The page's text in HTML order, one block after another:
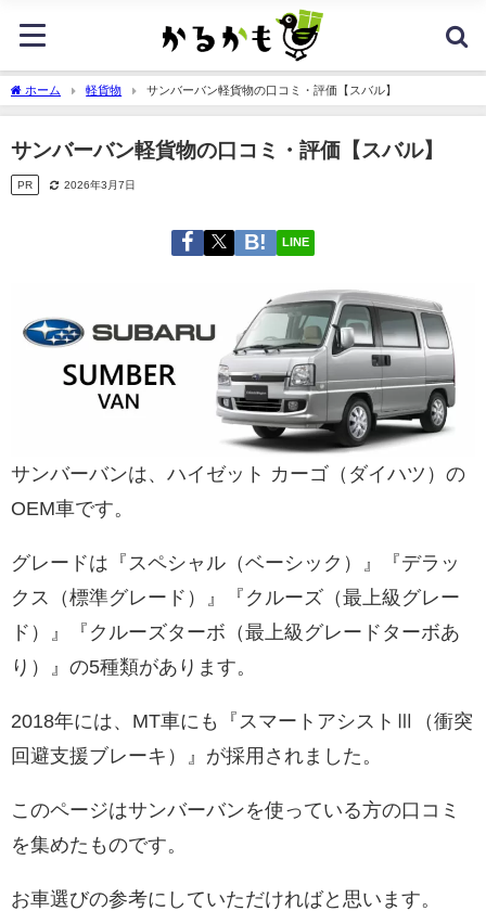
ホーム 軽貨物 サンバーバン軽貨物の口コミ・評価【スバル】
サンバーバン軽貨物の口コミ・評価【スバル】
PR 2026年3月7日
LINE
サンバーバンは、ハイゼット カーゴ（ダイハツ）の
OEM車です。
グレードは『スペシャル（ベーシック）』『デラッ
クス（標準グレード）』『クルーズ（最上級グレー
ド）』『クルーズターボ（最上級グレードターボあ
り）』の5種類があります。
2018年には、MT車にも『スマートアシストⅢ（衝突
回避支援ブレーキ）』が採用されました。
このページはサンバーバンを使っている方の口コミ
を集めたものです。
お車選びの参考にしていただければと思います。